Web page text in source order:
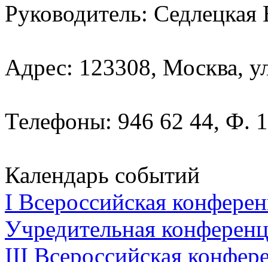
Руководитель:
Адрес: 123308, Москва,
Телефоны: 946 62 44, Ф.
Календарь событий
I Всероссийская
Учредительная
III Всероссийская